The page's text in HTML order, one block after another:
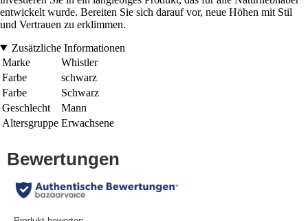
entwickelt wurde. Bereiten Sie sich darauf vor, neue Höhen mit Stil
und Vertrauen zu erklimmen.
Zusätzliche Informationen
Marke
Whistler
Farbe
schwarz
Farbe
Schwarz
Geschlecht
Mann
Altersgruppe Erwachsene